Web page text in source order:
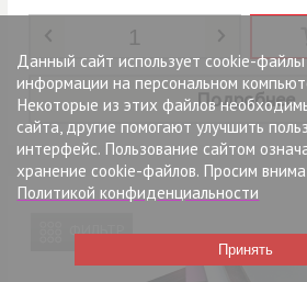
ФИЛЬТР
Количество
Подробнее
Данный сайт использует cookie-
информации на персональном
Некоторые из этих файлов
сайта, другие помогают улучшить
интерфейс. Пользование сайтом
хранение cookie-файлов. Просим
Политикой конфиденциальности